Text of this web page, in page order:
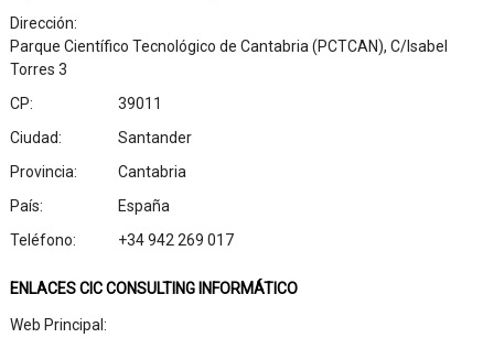
Dirección:
Parque Científico Tecnológico de Cantabria (PCTCAN), C/Isabel
Torres 3
CP:
39011
Ciudad:
Santander
Provincia:
Cantabria
País:
España
Teléfono:
+34 942 269 017
ENLACES CIC CONSULTING INFORMÁTICO
Web Principal: